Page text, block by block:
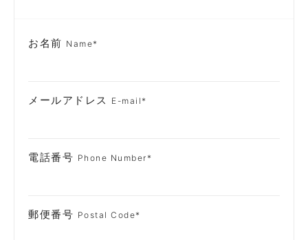
お名前 Name*
メールアドレス E-mail *
電話番号 Phone Number *
郵便番号 Postal Code*